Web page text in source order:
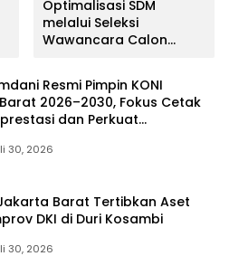
Optimalisasi SDM
melalui Seleksi
Wawancara Calon
Tahun 2026
Resmi Pimpin KONI
2026–2030, Fokus Cetak
dan Perkuat
30, 2026
Barat Tertibkan Aset
DKI di Duri Kosambi
30, 2026